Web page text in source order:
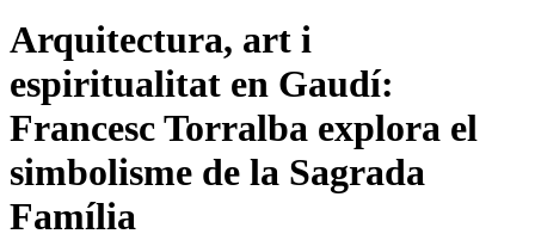
Arquitectura, art i
espiritualitat en Gaudí:
Francesc Torralba explora el
simbolisme de la Sagrada
Família